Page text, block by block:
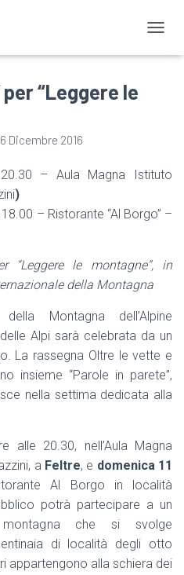
“Leggere le
6 Dicembre 2016
– Aula Magna Istituto
)
– Ristorante “Al Borgo” –
“Leggere le montagne”, in
della Montagna
Montagna dell’Alpine
Alpi sarà celebrata da un
La rassegna Oltre le vette e
insieme “Parole in parete”,
nella settima dedicata alla
alle 20.30, nell’Aula Magna
a Feltre, e domenica 11
Al Borgo in località
potrà partecipare a un
che si svolge
di località degli otto
appartengono alla schiera dei